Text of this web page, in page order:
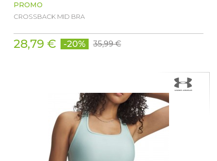
PROMO
CROSSBACK MID BRA
28,79 € -20% 35,99 €